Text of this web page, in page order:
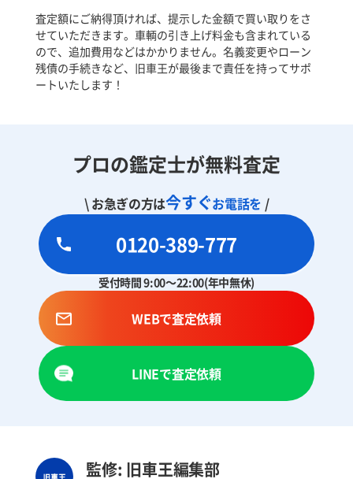
査定額にご納得頂ければ、提示した金額で買い取りをさ
せていただきます。車輌の引き上げ料金も含まれている
ので、追加費用などはかかりません。名義変更やローン
残債の手続きなど、旧車王が最後まで責任を持ってサポ
ートいたします！
プロの鑑定士が無料査定
\ お急ぎの方は今すぐお電話を /
0120-389-777
受付時間 9:00～22:00(年中無休)
WEBで査定依頼
LINEで査定依頼
監修: 旧車王編集部